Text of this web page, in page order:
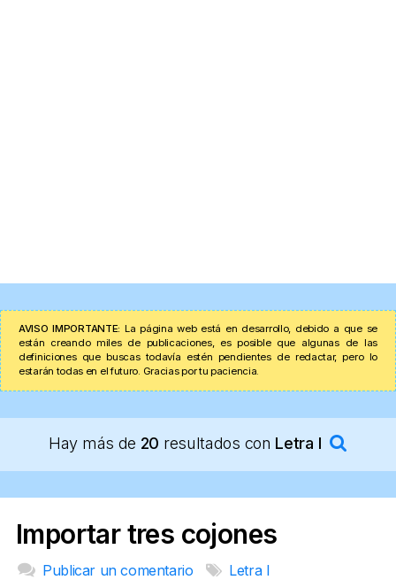
AVISO IMPORTANTE: La página web está en desarrollo, debido a que se
están creando miles de publicaciones, es posible que algunas de las
definiciones que buscas todavía estén pendientes de redactar, pero lo
estarán todas en el futuro. Gracias por tu paciencia.
Hay más de 20 resultados con Letra I
Importar tres cojones
Publicar un comentario Letra I